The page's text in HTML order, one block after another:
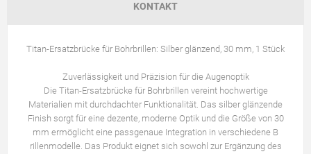
KONTAKT
Titan-Ersatzbrücke für Bohrbrillen: Silber glänzend, 30 mm, 1 Stück
Zuverlässigkeit und Präzision für die Augenoptik
Die Titan-Ersatzbrücke für Bohrbrillen vereint hochwertige
Materialien mit durchdachter Funktionalität. Das silber glänzende
Finish sorgt für eine dezente, moderne Optik und die Größe von 30
mm ermöglicht eine passgenaue Integration in verschiedene B
rillenmodelle. Das Produkt eignet sich sowohl zur Ergänzung des